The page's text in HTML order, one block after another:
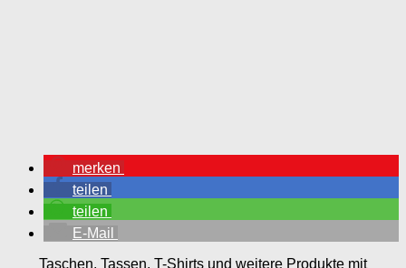
merken
teilen
teilen
E-Mail
Taschen, Tassen, T-Shirts und weitere Produkte mit